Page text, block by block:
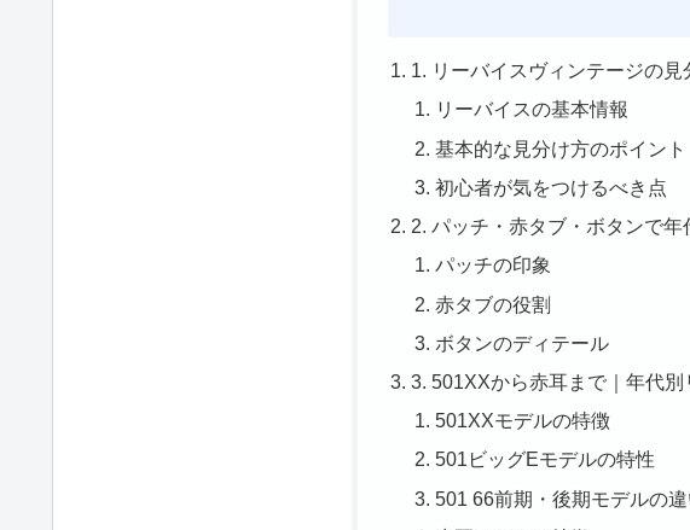
1. リーバイスヴィンテージの
リーバイスの基本情報
基本的な見分け方のポイント
初心者が気をつけるべき点
2. パッチ・赤タブ・ボタンで
パッチの印象
赤タブの役割
ボタンのディテール
3. 501XXから赤耳まで｜年代
501XXモデルの特徴
501ビッグEモデルの特性
501 66前期・後期モデルの